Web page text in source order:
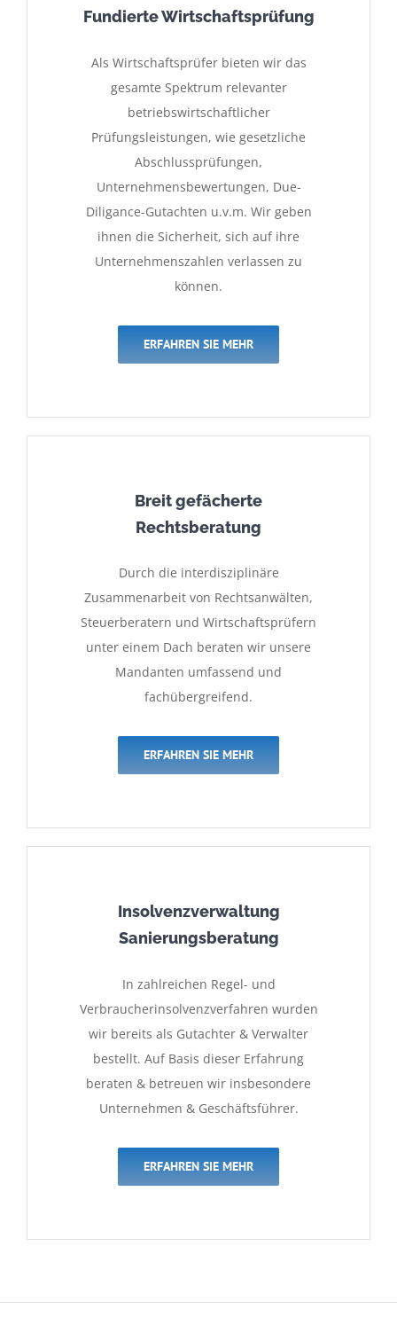
Fundierte Wirtschaftsprüfung
Als Wirtschaftsprüfer bieten wir das
gesamte Spektrum relevanter
betriebswirtschaftlicher
Prüfungsleistungen, wie gesetzliche
Abschlussprüfungen,
Unternehmensbewertungen, Due-
Diligance-Gutachten u.v.m. Wir geben
ihnen die Sicherheit, sich auf ihre
Unternehmenszahlen verlassen zu
können.
ERFAHREN SIE MEHR
Breit gefächerte
Rechtsberatung
Durch die interdisziplinäre
Zusammenarbeit von Rechtsanwälten,
Steuerberatern und Wirtschaftsprüfern
unter einem Dach beraten wir unsere
Mandanten umfassend und
fachübergreifend.
ERFAHREN SIE MEHR
Insolvenzverwaltung
Sanierungsberatung
In zahlreichen Regel- und
Verbraucherinsolvenzverfahren wurden
wir bereits als Gutachter & Verwalter
bestellt. Auf Basis dieser Erfahrung
beraten & betreuen wir insbesondere
Unternehmen & Geschäftsführer.
ERFAHREN SIE MEHR